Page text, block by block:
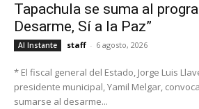
Tapachula se suma al
Desarme, Sí a la Paz”
Al Instante staff - 6 agosto, 2026
* El fiscal general del Estado, Jorge Luis
presidente municipal, Yamil Melgar,
sumarse al desarme...